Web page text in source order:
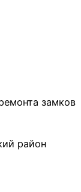
замков
район